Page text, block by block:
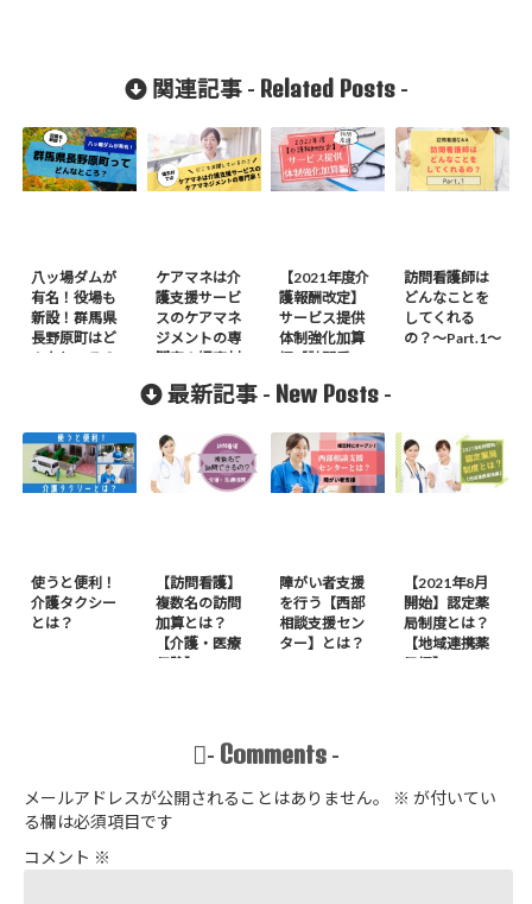
関連記事 - Related Posts-
八ッ場ダムが
有名！役場も
新設！群馬県
長野原町はど
んなところ？
ケアマネは介
護支援サービ
スのケアマネ
ジメントの専
門家！嬬恋村
のケアマネの
事も知りた
【2021年度介
護報酬改定】
サービス提供
体制強化加算
編【訪問看
訪問看護師は
どんなことを
してくれる
の？〜Part.1〜
最新記事 - New Posts -
使うと便利！
介護タクシー
とは？
【訪問看護】
複数名の訪問
加算とは？
【介護・医療
保険】
障がい者支援
を行う【西部
相談支援セン
ター】とは？
【2021年8月
開始】認定薬
局制度とは？
【地域連携薬
局編】
- Comments -
メールアドレスが公開されることはありません。 ※ が付いてい
る欄は必須項目です
コメント ※